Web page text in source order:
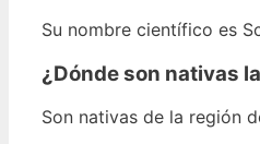
Su nombre científico es
¿Dónde son nativas
Son nativas de la región